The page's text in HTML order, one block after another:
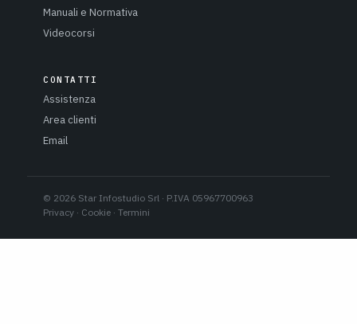
Manuali e Normativa
Videocorsi
CONTATTI
Assistenza
Area clienti
Email
© 2026 Star Infostudio Srl · P.IVA 05967700963
Privacy · Cookie · Termini